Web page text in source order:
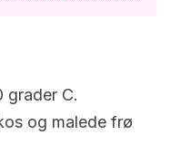
grader C.
og malede frø